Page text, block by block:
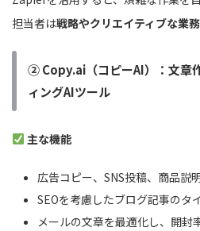
担当者は戦略やクリエイティブな業
② Copy.ai（コピーAI）：文章
ィングAIツール
主な機能
広告コピー、SNS投稿、商品説
SEOを考慮したブログ記事のタ
メールの文章を最適化し、開封